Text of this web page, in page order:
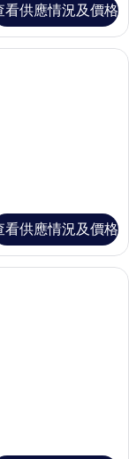
看供應情況及價格
room) | 意大利
看供應情況及價格
| 意大利 Frette 床單